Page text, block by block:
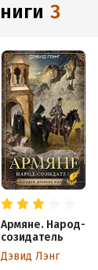
книги 3
Армяне. Народ-
созидатель
Дэвид Лэнг